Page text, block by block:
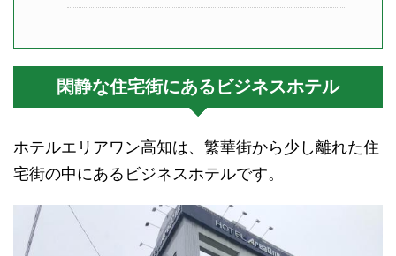
閑静な住宅街にあるビジネスホテル
ホテルエリアワン高知は、繁華街から少し離れた住
宅街の中にあるビジネスホテルです。